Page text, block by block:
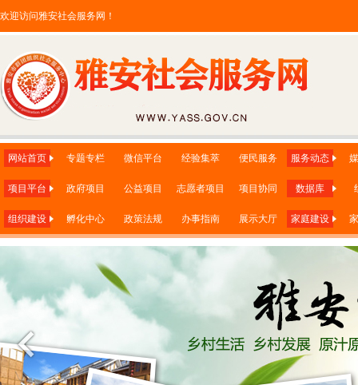
欢迎访问雅安社会服务网！
网站首页 专题专栏 微信平台 经验集萃 便民服务 服务动态
项目平台 政府项目 公益项目 志愿者项目 项目协同 数据库
组织建设 孵化中心 政策法规 办事指南 展示大厅 家庭建设